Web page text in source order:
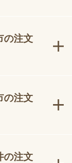
の注文
の注文
の注文